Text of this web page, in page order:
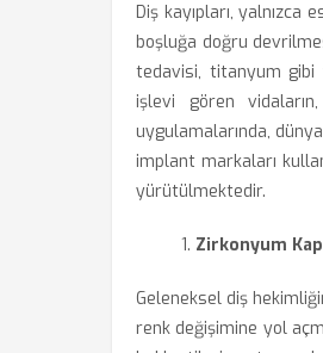
Diş kayıpları,
boşluğa doğru
tedavisi, titanyum gibi
işlevi gören
uygulamalarında,
implant markaları
yürütülmektedir.
Zirkonyum
Geleneksel diş
renk değişimine yol